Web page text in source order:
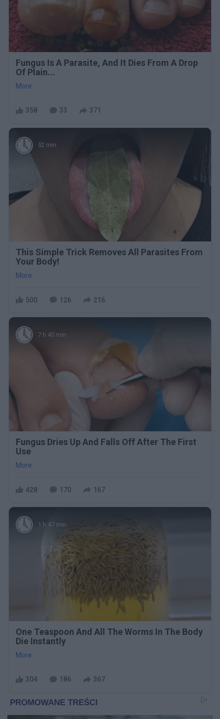
Fungus Is A Parasite, And It Dies From A Drop
Of Plain...
More
358 33 371
52 min
This Simple Trick Removes All Parasites From
Your Body!
More
500 126 216
7 h 45 min
Fungus Dries Up And Falls Off After The First
Use
More
428 170 167
1 h 47 min
One Teaspoon And All The Worms In The Body
Die Instantly
More
304 186 367